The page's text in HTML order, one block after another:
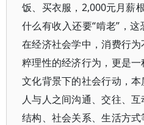
饭、买衣服，2,000元月薪
什么有收入还要“啃老”，这
在经济社会学中，消费行
粹理性的经济行为，更是
文化背景下的社会行动，
人与人之间沟通、交往、
结构、社会关系、生活方